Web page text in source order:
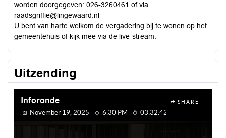
worden doorgegeven: 026-3260461 of via
raadsgriffie@lingewaard.nl
U bent van harte welkom de vergadering bij te wonen op het
gemeentehuis of kijk mee via de live-stream.
Uitzending